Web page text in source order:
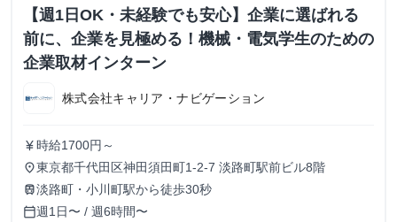
【週1日OK・未経験でも安心】企業に選ばれる
前に、企業を見極める！機械・電気学生のための
企業取材インターン
株式会社キャリア・ナビゲーション
currency_yen 時給1700円～
place東京都千代田区神田須田町1-2-7 淡路町駅前ビル8階
train淡路町・小川町駅から徒歩30秒
calendar_today週1日〜 / 週6時間〜